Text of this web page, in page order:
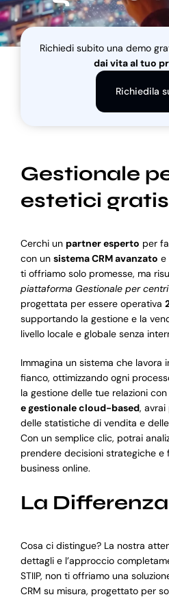
Blog
Richiedi subito una demo
dai vita al tuo
Richiedila
Gestionale
estetici
Cerchi un partner esperto per
con un sistema CRM avanzato e
ti offriamo solo promesse, ma
piattaforma Gestionale per
progettata per essere operativa
supportando la gestione e la
livello locale e globale senza
Immagina un sistema che lavora
fianco, ottimizzando ogni
la gestione delle tue relazioni
e gestionale cloud-based,
delle statistiche di vendita e
Con un semplice clic, potrai
prendere decisioni strategiche e
business online.
La
Cosa ci distingue? La nostra
dettagli e l’approccio
STIIP, non ti offriamo una
CRM su misura, progettato per